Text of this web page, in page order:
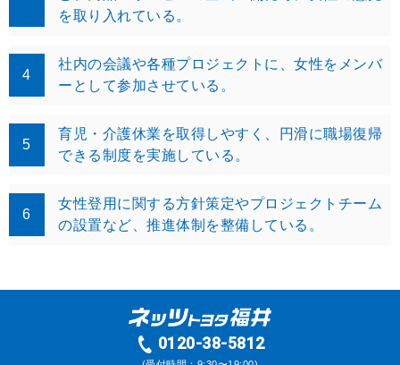
を取り入れている。
4
社内の会議や各種プロジェクトに、女性をメンバ
ーとして参加させている。
5
育児・介護休業を取得しやすく、円滑に職場復帰
できる制度を実施している。
6
女性登用に関する方針策定やプロジェクトチーム
の設置など、推進体制を整備している。
0120-38-5812